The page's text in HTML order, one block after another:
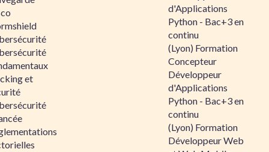
et
d'Applications
Python - Bac+3 en
continu
(Lyon) Formation
Concepteur
Développeur
d'Applications
Python - Bac+3 en
continu
(Lyon) Formation
Développeur Web